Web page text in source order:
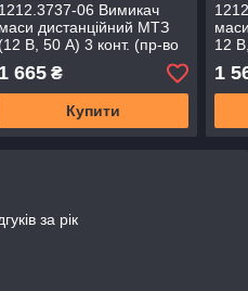
1212.3737-06 Вимикач
маси дистанційний МТЗ
(12 В, 50 А) 3 конт. (пр-во
1 665₴
Купити
12
1
за рік